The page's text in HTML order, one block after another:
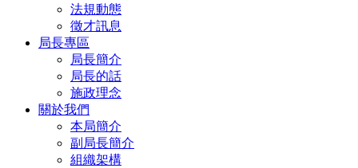
法規動態
徵才訊息
局長專區
局長簡介
局長的話
施政理念
關於我們
本局簡介
副局長簡介
組織架構